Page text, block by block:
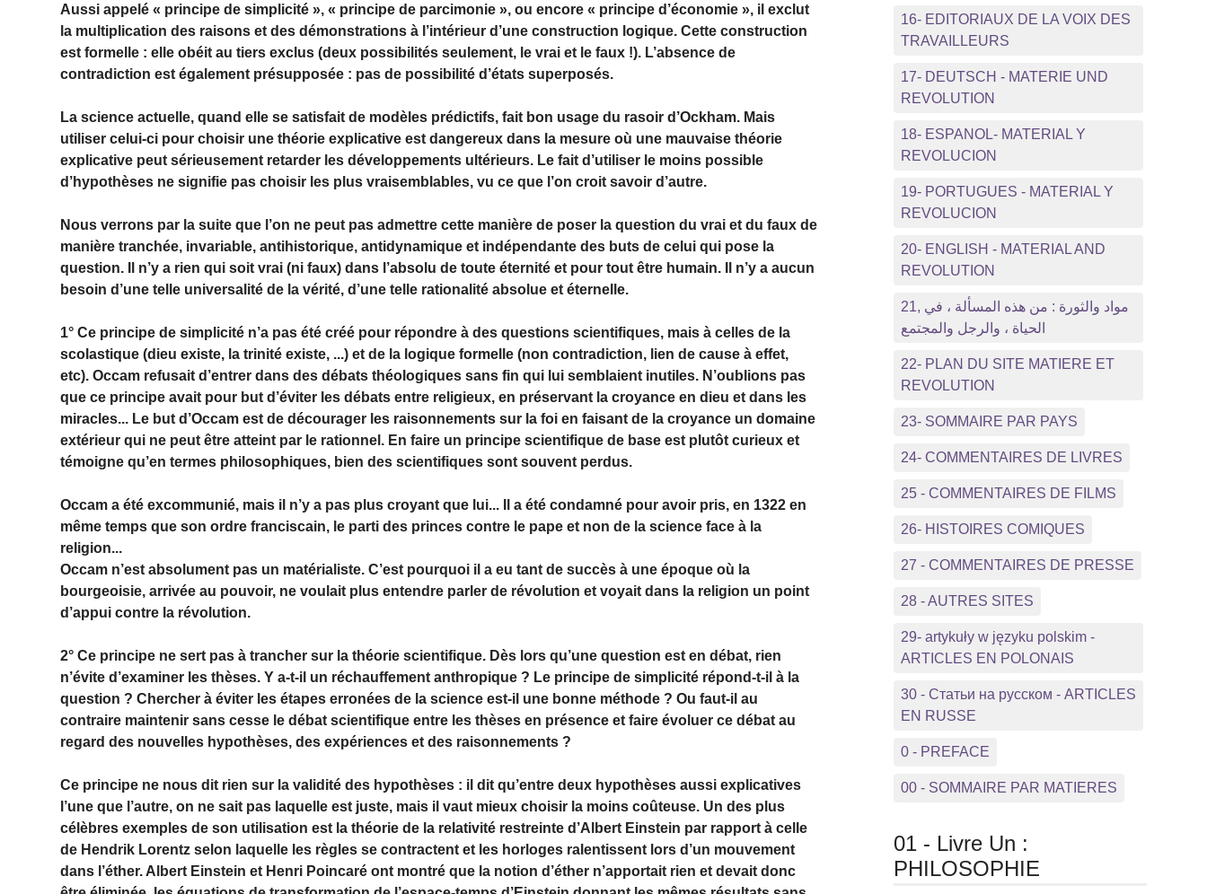
Aussi appelé « principe de simplicité », « principe de parcimonie », ou encore « principe d’économie », il exclut
la multiplication des raisons et des démonstrations à l’intérieur d’une construction logique. Cette construction
est formelle : elle obéit au tiers exclus (deux possibilités seulement, le vrai et le faux !). L’absence de
contradiction est également présupposée : pas de possibilité d’états superposés.
La science actuelle, quand elle se satisfait de modèles prédictifs, fait bon usage du rasoir d’Ockham. Mais
utiliser celui-ci pour choisir une théorie explicative est dangereux dans la mesure où une mauvaise théorie
explicative peut sérieusement retarder les développements ultérieurs. Le fait d’utiliser le moins possible
d’hypothèses ne signifie pas choisir les plus vraisemblables, vu ce que l’on croit savoir d’autre.
Nous verrons par la suite que l’on ne peut pas admettre cette manière de poser la question du vrai et du faux de
manière tranchée, invariable, antihistorique, antidynamique et indépendante des buts de celui qui pose la
question. Il n’y a rien qui soit vrai (ni faux) dans l’absolu de toute éternité et pour tout être humain. Il n’y a aucun
besoin d’une telle universalité de la vérité, d’une telle rationalité absolue et éternelle.
1° Ce principe de simplicité n’a pas été créé pour répondre à des questions scientifiques, mais à celles de la
scolastique (dieu existe, la trinité existe, ...) et de la logique formelle (non contradiction, lien de cause à effet,
etc). Occam refusait d’entrer dans des débats théologiques sans fin qui lui semblaient inutiles. N’oublions pas
que ce principe avait pour but d’éviter les débats entre religieux, en préservant la croyance en dieu et dans les
miracles... Le but d’Occam est de décourager les raisonnements sur la foi en faisant de la croyance un domaine
extérieur qui ne peut être atteint par le rationnel. En faire un principe scientifique de base est plutôt curieux et
témoigne qu’en termes philosophiques, bien des scientifiques sont souvent perdus.
Occam a été excommunié, mais il n’y a pas plus croyant que lui... Il a été condamné pour avoir pris, en 1322 en
même temps que son ordre franciscain, le parti des princes contre le pape et non de la science face à la
religion...
Occam n’est absolument pas un matérialiste. C’est pourquoi il a eu tant de succès à une époque où la
bourgeoisie, arrivée au pouvoir, ne voulait plus entendre parler de révolution et voyait dans la religion un point
d’appui contre la révolution.
2° Ce principe ne sert pas à trancher sur la théorie scientifique. Dès lors qu’une question est en débat, rien
n’évite d’examiner les thèses. Y a-t-il un réchauffement anthropique ? Le principe de simplicité répond-t-il à la
question ? Chercher à éviter les étapes erronées de la science est-il une bonne méthode ? Ou faut-il au
contraire maintenir sans cesse le débat scientifique entre les thèses en présence et faire évoluer ce débat au
regard des nouvelles hypothèses, des expériences et des raisonnements ?
Ce principe ne nous dit rien sur la validité des hypothèses : il dit qu’entre deux hypothèses aussi explicatives
l’une que l’autre, on ne sait pas laquelle est juste, mais il vaut mieux choisir la moins coûteuse. Un des plus
célèbres exemples de son utilisation est la théorie de la relativité restreinte d’Albert Einstein par rapport à celle
de Hendrik Lorentz selon laquelle les règles se contractent et les horloges ralentissent lors d’un mouvement
dans l’éther. Albert Einstein et Henri Poincaré ont montré que la notion d’éther n’apportait rien et devait donc
16- EDITORIAUX DE LA VOIX DES
TRAVAILLEURS
17- DEUTSCH - MATERIE UND
REVOLUTION
18- ESPANOL- MATERIAL Y
REVOLUCION
19- PORTUGUES - MATERIAL Y
REVOLUCION
20- ENGLISH - MATERIAL AND
REVOLUTION
21, مواد والثورة : من هذه المسألة ، في
الحياة ، والرجل والمجتمع
22- PLAN DU SITE MATIERE ET
REVOLUTION
23- SOMMAIRE PAR PAYS
24- COMMENTAIRES DE LIVRES
25 - COMMENTAIRES DE FILMS
26- HISTOIRES COMIQUES
27 - COMMENTAIRES DE PRESSE
28 - AUTRES SITES
29- artykuły w języku polskim -
ARTICLES EN POLONAIS
30 - Статьи на русском - ARTICLES
EN RUSSE
0 - PREFACE
00 - SOMMAIRE PAR MATIERES
01 - Livre Un :
PHILOSOPHIE